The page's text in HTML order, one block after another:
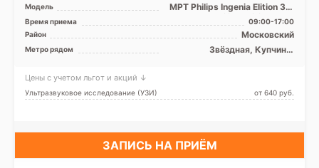
Модель
МРТ Philips Ingenia Elition 3.0
Tесла, КТ Philips Brilliance 64
среза, ...
Время приема
09:00-17:00
Район
Московский
Метро рядом
Звёздная, Купчино,
Цены с учетом льгот и акций ↓
Ультразвуковое исследование (УЗИ) от 640 pуб.
ЗАПИСЬ НА ПРИЁМ